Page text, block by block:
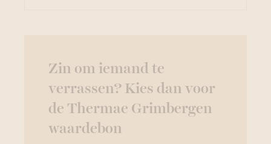
Zin om iemand te
verrassen? Kies dan voor
de Thermae Grimbergen
waardebon